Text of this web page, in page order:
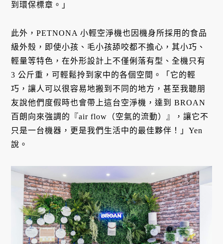
到環保標章。」
此外，PETNONA 小輕空淨機也因機身所採用的食品
級外殼，即使小孩、毛小孩舔咬都不擔心，其小巧、
輕量等特色，在外形設計上不僅俐落有型、全機只有
3 公斤重，可輕鬆拎到家中的各個空間。「它的輕
巧，讓人可以很容易地搬到不同的地方，甚至我聽朋
友說他們度假時也會帶上這台空淨機，達到 BROAN
百朗向來強調的『air flow（空氣的流動）』，讓它不
只是一台機器，更是我們生活中的最佳夥伴！」Yen
說。